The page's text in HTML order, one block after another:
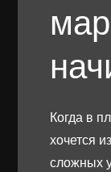
Когда в
хочется
сложных